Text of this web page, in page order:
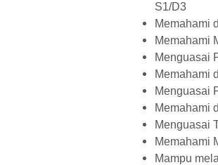
S1/D3
Memahami
Memahami
Menguasai
Memahami
Menguasai
Memahami
Menguasai
Memahami
Mampu